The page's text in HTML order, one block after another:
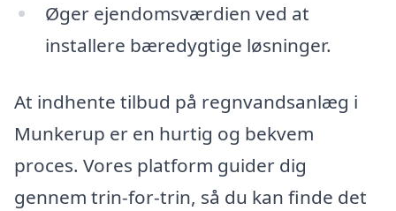
Øger ejendomsværdien ved at
installere bæredygtige løsninger.
At indhente tilbud på regnvandsanlæg i
Munkerup er en hurtig og bekvem
proces. Vores platform guider dig
gennem trin-for-trin, så du kan finde det